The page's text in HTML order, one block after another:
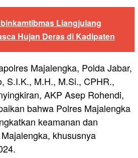
Liangjulang
Hujan Deras di Kadipaten
Majalengka, Polda Jabar,
S.I.K., M.H., M.Si., CPHR.,
AKP Asep Rohendi,
bahwa Polres Majalengka
keamanan dan
khususnya